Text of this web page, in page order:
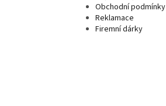
Obchodní podmínky
Reklamace
Firemní dárky